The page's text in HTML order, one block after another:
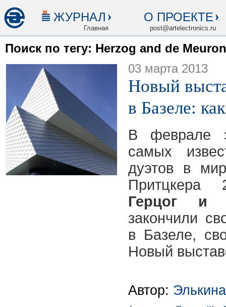
ЖУРНАЛ
Главная
О ПРОЕКТЕ
post@artelectronics.ru
Поиск по тегу: Herzog and de Meuron
03 марта 2013
Новый
в Базеле:
В феврале
самых
дуэтов в
Герцог и
закончили
в Базеле,
Новый
Автор: